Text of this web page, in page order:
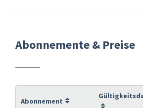
Abonnemente & Preise
Abonnement